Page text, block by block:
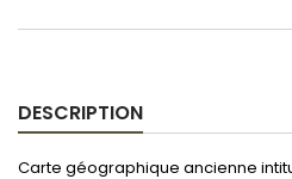
DESCRIPTION
Carte géographique ancienne